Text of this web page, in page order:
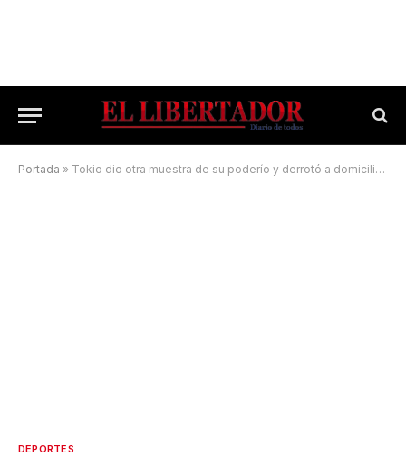
Portada » Tokio dio otra muestra de su poderío y derrotó a domicilio a Amad de Goya
DEPORTES